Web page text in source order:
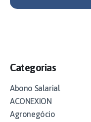
Categorias
Abono Salarial
ACONEXION
Agronegócio